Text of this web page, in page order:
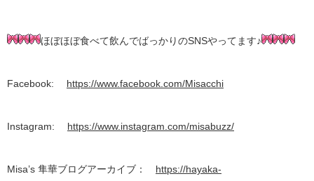
ほぼほぼ食べて飲んでばっかりのSNSやってます♪
Facebook: https://www.facebook.com/Misacchi
Instagram: https://www.instagram.com/misabuzz/
Misa’s 隼華ブログアーカイブ： https://hayaka-